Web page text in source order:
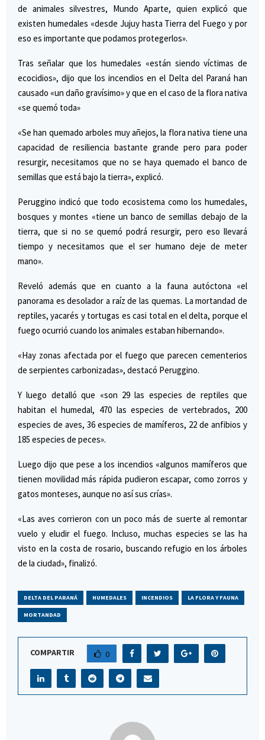
de animales silvestres, Mundo Aparte, quien explicó que
existen humedales «desde Jujuy hasta Tierra del Fuego y por
eso es importante que podamos protegerlos».
Tras señalar que los humedales «están siendo víctimas de
ecocidios», dijo que los incendios en el Delta del Paraná han
causado «un daño gravísimo» y que en el caso de la flora nativa
«se quemó toda»
«Se han quemado arboles muy añejos, la flora nativa tiene una
capacidad de resiliencia bastante grande pero para poder
resurgir, necesitamos que no se haya quemado el banco de
semillas que está bajo la tierra», explicó.
Peruggino indicó que todo ecosistema como los humedales,
bosques y montes «tiene un banco de semillas debajo de la
tierra, que si no se quemó podrá resurgir, pero eso llevará
tiempo y necesitamos que el ser humano deje de meter
mano».
Reveló además que en cuanto a la fauna autóctona «el
panorama es desolador a raíz de las quemas. La mortandad de
reptiles, yacarés y tortugas es casi total en el delta, porque el
fuego ocurrió cuando los animales estaban hibernando».
«Hay zonas afectada por el fuego que parecen cementerios
de serpientes carbonizadas», destacó Peruggino.
Y luego detalló que «son 29 las especies de reptiles que
habitan el humedal, 470 las especies de vertebrados, 200
especies de aves, 36 especies de mamíferos, 22 de anfibios y
185 especies de peces».
Luego dijo que pese a los incendios «algunos mamíferos que
tienen movilidad más rápida pudieron escapar, como zorros y
gatos monteses, aunque no así sus crías».
«Las aves corrieron con un poco más de suerte al remontar
vuelo y eludir el fuego. Incluso, muchas especies se las ha
visto en la costa de rosario, buscando refugio en los árboles
de la ciudad», finalizó.
DELTA DEL PARANÁ HUMEDALES INCENDIOS LA FLORA Y FAUNA
MORTANDAD
COMPARTIR 0